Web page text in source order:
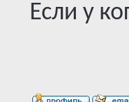
Если у